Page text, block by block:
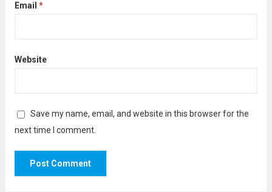
Email *
Website
Save my name, email, and website in this browser for the
next time I comment.